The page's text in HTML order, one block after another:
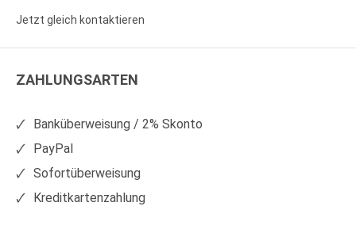
Sie
auf
Sie
auf
Jetzt gleich kontaktieren
ZAHLUNGSARTEN
Banküberweisung / 2% Skonto
PayPal
Sofortüberweisung
Kreditkartenzahlung